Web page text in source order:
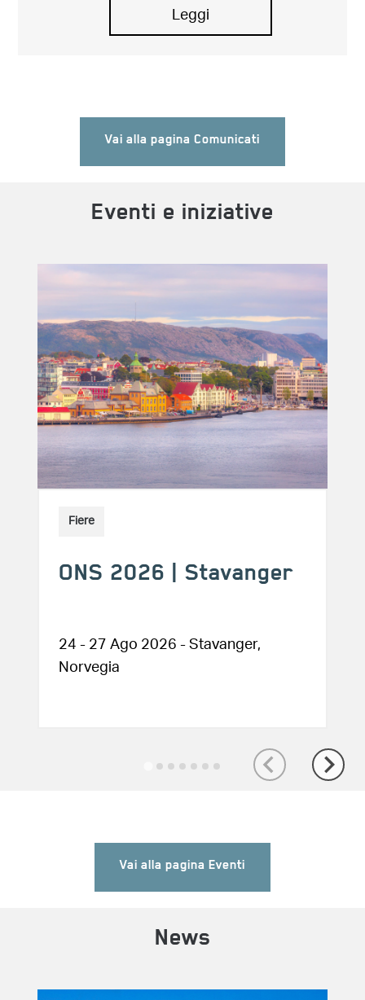
Leggi
Vai alla pagina Comunicati
Eventi e iniziative
Fiere
ONS 2026 | Stavanger
24 - 27 Ago 2026 - Stavanger,
Norvegia
Vai alla pagina Eventi
News